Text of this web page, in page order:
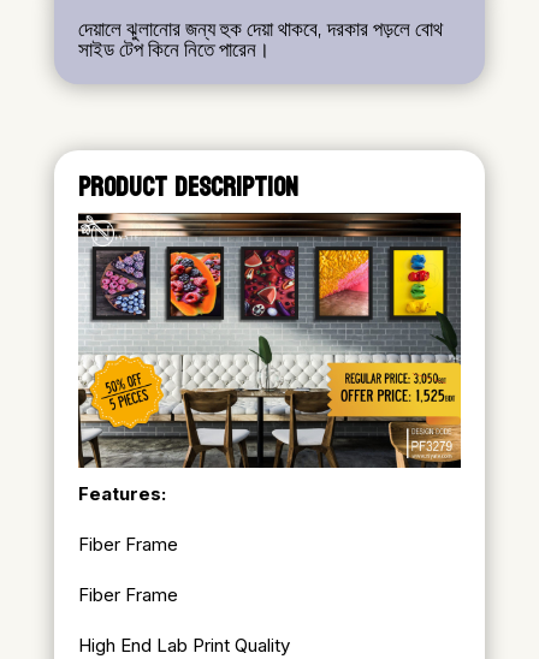
দেয়ালে ঝুলানোর জন্য হুক দেয়া থাকবে, দরকার পড়লে বোথ
সাইড টেপ কিনে নিতে পারেন।
PRODUCT DESCRIPTION
Features:
Fiber Frame
Fiber Frame
High End Lab Print Quality